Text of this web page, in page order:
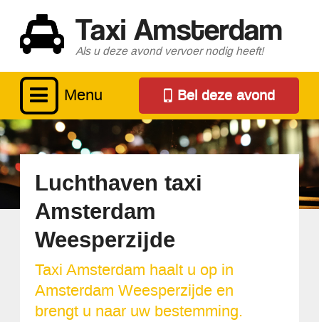
Taxi Amsterdam
Als u deze avond vervoer nodig heeft!
Menu Bel deze avond
Luchthaven taxi
Amsterdam
Weesperzijde
Taxi Amsterdam haalt u op in
Amsterdam Weesperzijde en
brengt u naar uw bestemming.